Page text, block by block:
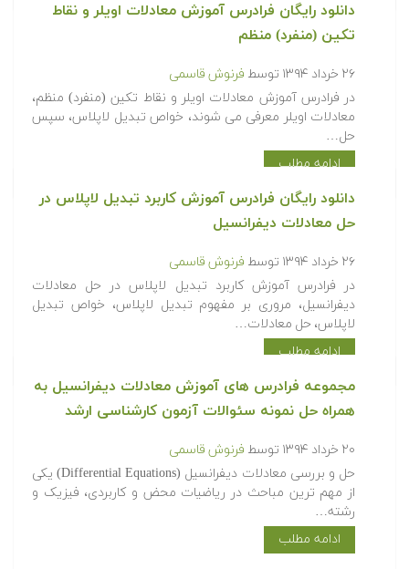
دانلود رایگان فرادرس آموزش معادلات اویلر و نقاط
تکین (منفرد) منظم
۲۶ خرداد ۱۳۹۴ توسط فرنوش قاسمی
در فرادرس آموزش معادلات اویلر و نقاط تکین (منفرد) منظم،
معادلات اویلر معرفی می شوند، خواص تبدیل لاپلاس، سپس
حل…
ادامه مطلب
دانلود رایگان فرادرس آموزش کاربرد تبدیل لاپلاس در
حل معادلات دیفرانسیل
۲۶ خرداد ۱۳۹۴ توسط فرنوش قاسمی
در فرادرس آموزش کاربرد تبدیل لاپلاس در حل معادلات
دیفرانسیل، مروری بر مفهوم تبدیل لاپلاس، خواص تبدیل
لاپلاس، حل معادلات…
ادامه مطلب
مجموعه فرادرس های آموزش معادلات دیفرانسیل به
همراه حل نمونه سئوالات آزمون کارشناسی ارشد
۲۰ خرداد ۱۳۹۴ توسط فرنوش قاسمی
حل و بررسی معادلات دیفرانسیل (Differential Equations) یکی
از مهم ترین مباحث در ریاضیات محض و کاربردی، فیزیک و
رشته…
ادامه مطلب